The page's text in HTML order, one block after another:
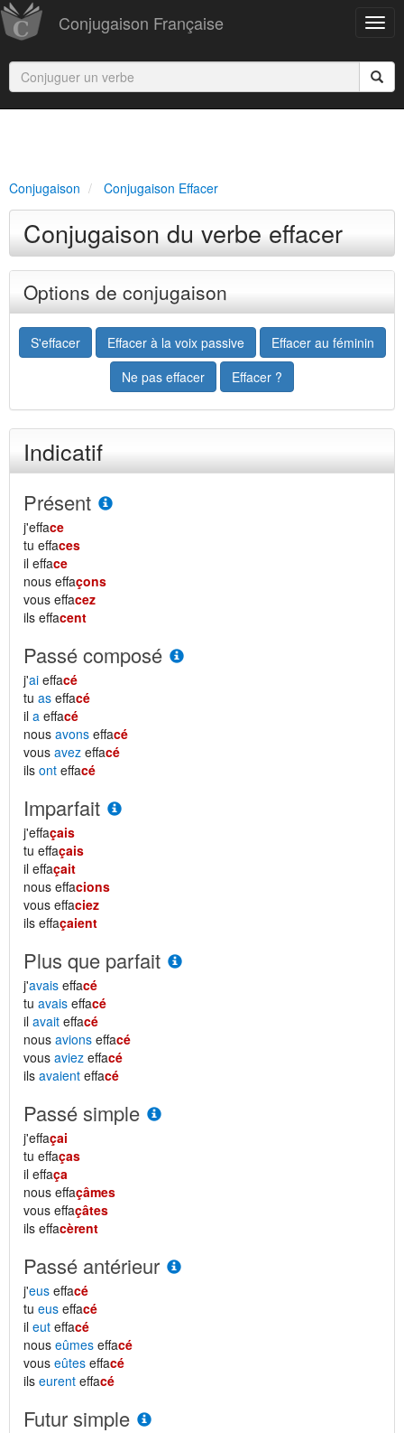
Conjugaison Française
Conjugaison Conjugaison Effacer
Conjugaison du verbe effacer
Options de conjugaison
S'effacer Effacer à la voix passive
Effacer au féminin
Ne pas effacer
Effacer ?
Indicatif
Présent
j'efface
tu effaces
il efface
nous effaçons
vous effacez
ils effacent
Passé composé
j'ai effacé
tu as effacé
il a effacé
nous avons effacé
vous avez effacé
ils ont effacé
Imparfait
j'effaçais
tu effaçais
il effaçait
nous effacions
vous effaciez
ils effaçaient
Plus que parfait
j'avais effacé
tu avais effacé
il avait effacé
nous avions effacé
vous aviez effacé
ils avaient effacé
Passé simple
j'effaçai
tu effaças
il effaça
nous effaçâmes
vous effaçâtes
ils effacèrent
Passé antérieur
j'eus effacé
tu eus effacé
il eut effacé
nous eûmes effacé
vous eûtes effacé
ils eurent effacé
Futur simple